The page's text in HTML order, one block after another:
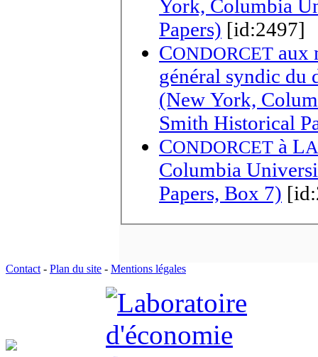
York, Columbia
Papers) [id:2497]
CONDORCET aux membres du directoire et au procureur
général syndic du
(New York,
Smith Historical
CONDORCET à L
Columbia
Papers, Box 7)
Contact- Plan du site - Mentions légales